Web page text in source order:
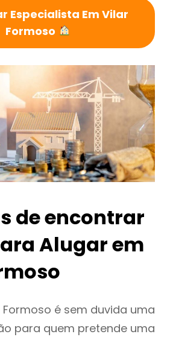
Especialista Em Vilar
Formoso
de encontrar
Alugar em
é sem duvida uma
para quem pretende uma